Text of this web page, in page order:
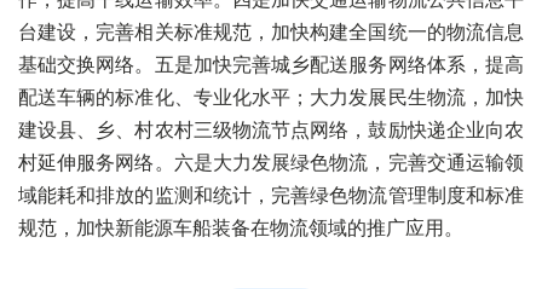
台建设，完善相关标准规范，加快构建全国统一的物流信息
基础交换网络。五是加快完善城乡配送服务网络体系，提高
配送车辆的标准化、专业化水平；大力发展民生物流，加快
建设县、乡、村农村三级物流节点网络，鼓励快递企业向农
村延伸服务网络。六是大力发展绿色物流，完善交通运输领
域能耗和排放的监测和统计，完善绿色物流管理制度和标准
规范，加快新能源车船装备在物流领域的推广应用。